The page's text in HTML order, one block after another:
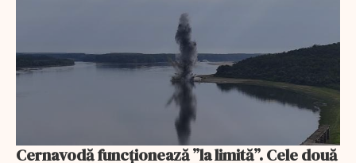
Cernavodă funcționează ”la limită”. Cele două